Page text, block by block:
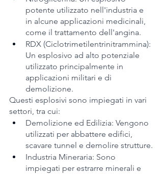
potente utilizzato nell'industria e
in alcune applicazioni medicinali,
come il trattamento dell'angina.
RDX (Ciclotrimetilentrinitrammina):
Un esplosivo ad alto potenziale
utilizzato principalmente in
applicazioni militari e di
demolizione.
Questi esplosivi sono impiegati in vari
settori, tra cui:
Demolizione ed Edilizia: Vengono
utilizzati per abbattere edifici,
scavare tunnel e demolire strutture.
Industria Mineraria: Sono
impiegati per estrarre minerali e